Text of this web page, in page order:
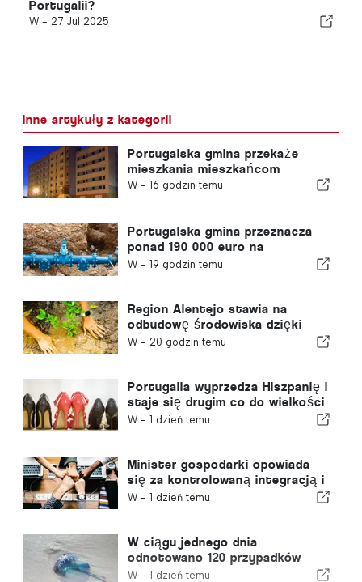
Portugalii?
W - 27 Jul 2025
Inne artykuły z kategorii
Portugalska gmina przekaże
mieszkania mieszkańcom
W - 16 godzin temu
Portugalska gmina przeznacza
ponad 190 000 euro na
zaopatrzenie w wodę
W - 19 godzin temu
Region Alentejo stawia na
odbudowę środowiska dzięki
funduszom europejskim
W - 20 godzin temu
Portugalia wyprzedza Hiszpanię i
staje się drugim co do wielkości
producentem obuwia w Europie
W - 1 dzień temu
Minister gospodarki opowiada
się za kontrolowaną integracją i
gwarantuje imigrantom
W - 1 dzień temu
W ciągu jednego dnia
odnotowano 120 przypadków
użądleń przez meduzę z gatunku
W - 1 dzień temu